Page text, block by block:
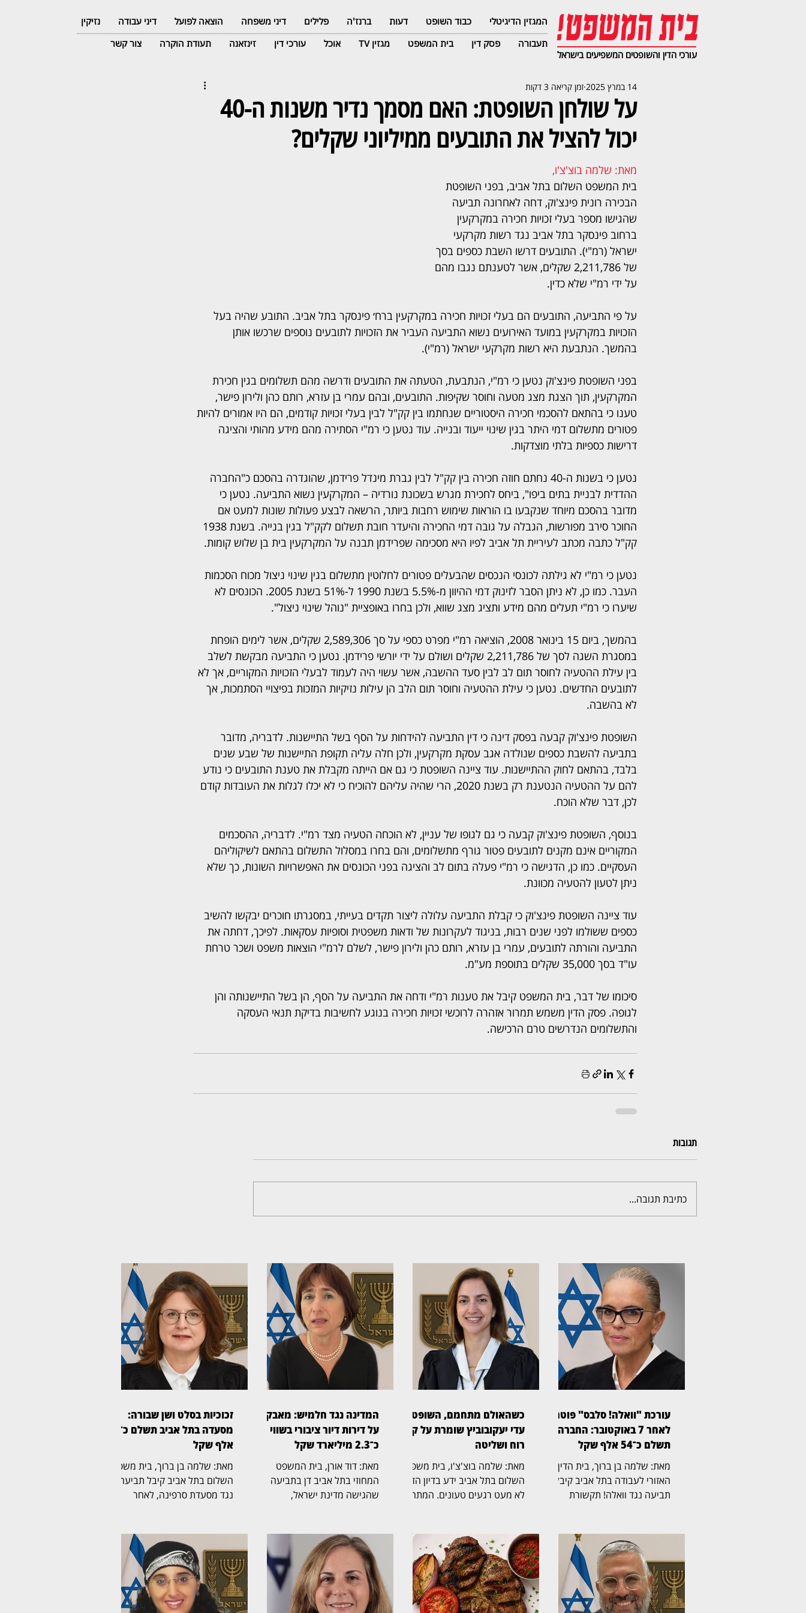
המגזין הדיגיטלי כבוד השופט דעות ברנז'ה פלילים דיני משפחה הוצאה לפועל דיני עבודה
נזיקין
תעבורה
פסק דין בית המשפט מגזין TV אוכל עורכי דין זינזאנה תעודת הוקרה צור קשר
עורכי הדין והשופטים המשפיעים בישראל
על שולחן השופטת: האם מסמך נדיר משנות ה-40
יכול להציל את התובעים ממיליוני שקלים?
14 במרץ 2025 זמן קריאה 3 דקות
מאת: שלמה בוצ'צ'ו,
בית המשפט השלום בתל אביב, בפני השופטת
הבכירה רונית פינצ'וק, דחה לאחרונה תביעה
שהגישו מספר בעלי זכויות חכירה במקרקעין
ברחוב פינסקר בתל אביב נגד רשות מקרקעי
ישראל (רמ"י). התובעים דרשו השבת כספים בסך
של 2,211,786 שקלים, אשר לטענתם נגבו מהם
על ידי רמ"י שלא כדין.
על פי התביעה, התובעים הם בעלי זכויות חכירה במקרקעין ברח׳ פינסקר בתל אביב. התובע שהיה בעל
הזכויות במקרקעין במועד האירועים נשוא התביעה העביר את הזכויות לתובעים נוספים שרכשו אותן
בהמשך. הנתבעת היא רשות מקרקעי ישראל (רמ"י).
בפני השופטת פינצ'וק נטען כי רמ"י, הנתבעת, הטעתה את התובעים ודרשה מהם תשלומים בגין חכירת
המקרקעין, תוך הצגת מצג מטעה וחוסר שקיפות. התובעים, ובהם עמרי בן עזרא, רותם כהן ולירון פישר,
טענו כי בהתאם להסכמי חכירה היסטוריים שנחתמו בין קק"ל לבין בעלי זכויות קודמים, הם היו אמורים להיות
פטורים מתשלום דמי היתר בגין שינוי ייעוד ובנייה. עוד נטען כי רמ"י הסתירה מהם מידע מהותי והציגה
דרישות כספיות בלתי מוצדקות.
נטען כי בשנות ה-40 נחתם חוזה חכירה בין קק"ל לבין גברת מינדל פרידמן, שהוגדרה בהסכם כ"החברה
ההדדית לבניית בתים ביפו", ביחס לחכירת מגרש בשכונת נורדיה – המקרקעין נשוא התביעה. נטען כי
מדובר בהסכם מיוחד שנקבעו בו הוראות שימוש רחבות ביותר, הרשאה לבצע פעולות שונות למעט אם
קק"ל כתבה מכתב לעיריית תל אביב לפיו היא מסכימה שפרידמן תבנה על המקרקעין בית בן שלוש קומות.
נטען כי רמ"י לא גילתה לכונסי הנכסים שהבעלים פטורים לחלוטין מתשלום בגין שינוי ניצול מכוח הסכמות
העבר. כמו כן, לא ניתן הסבר לזינוק דמי ההיוון מ-5.5% בשנת 1990 ל-51% בשנת 2005. הכונסים לא
שיערו כי רמ"י תעלים מהם מידע ותציג מצג שווא, ולכן בחרו באופציית "נוהל שינוי ניצול".
בהמשך, ביום 15 בינואר 2008, הוציאה רמ"י מפרט כספי על סך 2,589,306 שקלים, אשר לימים הופחת
במסגרת השגה לסך של 2,211,786 שקלים ושולם על ידי יורשי פרידמן. נטען כי התביעה מבקשת לשלב
בין עילת ההטעיה לחוסר תום לב לבין סעד ההשבה, אשר עשוי היה לעמוד לבעלי הזכויות המקוריים, אך לא
לתובעים החדשים. נטען כי עילת ההטעיה וחוסר תום הלב הן עילות נזיקיות המזכות בפיצויי הסתמכות, אך
לא בהשבה.
השופטת פינצ'וק קבעה בפסק דינה כי דין התביעה להידחות על הסף בשל התיישנות. לדבריה, מדובר
בתביעה להשבת כספים שנולדה אגב עסקת מקרקעין, ולכן חלה עליה תקופת התיישנות של שבע שנים
בלבד, בהתאם לחוק ההתיישנות. עוד ציינה השופטת כי גם אם הייתה מקבלת את טענת התובעים כי נודע
להם על ההטעיה הנטענת רק בשנת 2020, הרי שהיה עליהם להוכיח כי לא יכלו לגלות את העובדות קודם
לכן, דבר שלא הוכח.
בנוסף, השופטת פינצ'וק קבעה כי גם לגופו של עניין, לא הוכחה הטעיה מצד רמ"י. לדבריה, ההסכמים
המקוריים אינם מקנים לתובעים פטור גורף מתשלומים, והם בחרו במסלול התשלום בהתאם לשיקוליהם
העסקיים. כמו כן, הדגישה כי רמ"י פעלה בתום לב והציגה בפני הכונסים את האפשרויות השונות, כך שלא
ניתן לטעון להטעיה מכוונת.
עוד ציינה השופטת פינצ'וק כי קבלת התביעה עלולה ליצור תקדים בעייתי, במסגרתו חוכרים יבקשו להשיב
כספים ששולמו לפני שנים רבות, בניגוד לעקרונות של ודאות משפטית וסופיות עסקאות. לפיכך, דחתה את
התביעה והורתה לתובעים, עמרי בן עזרא, רותם כהן ולירון פישר, לשלם לרמ"י הוצאות משפט ושכר טרחת
עו"ד בסך 35,000 שקלים בתוספת מע"מ.
סיכומו של דבר, בית המשפט קיבל את טענות רמ"י ודחה את התביעה על הסף, הן בשל התיישנותה והן
לגופה. פסק הדין משמש תמרור אזהרה לרוכשי זכויות חכירה בנוגע לחשיבות בדיקת תנאי העסקה
והתשלומים הנדרשים טרם הרכישה.
תגובות
כתיבת תגובה...
עורכת "וואלה! סלבס" פוטרה
לאחר 7 באוקטובר: החברה
תשלם כ־54 אלף שקל
מאת: שלמה בן ברוך, בית הדין
האזורי לעבודה בתל אביב קיבל
תביעה נגד וואלה! תקשורת
מביתה בקיבוץ מפלסים בעקבות
אירועי 7 באוקטובר. נשיאת בית
הדין, השופטת אריאלה גילצר־כץ,
קבעה כי החברה לא הוכיחה
שהפיטורים נבעו משיקולים
מקצועיים בלבד, וכי היה עליה
כשהאולם מתחמם, השופטת
עדי יעקובוביץ שומרת על קור
רוח ושליטה
מאת: שלמה בוצ'צ'ו, בית משפט
השלום בתל אביב ידע בדיון הזה
לא מעט רגעים טעונים. המתח
לדברי זה. בתוך כל אלה בלטה
השופטת עדי יעקובוביץ (בצילום)
בניהול שקט ובטוח. היא נתנה
לצדדים לדבר, אפשרה לטענות
להישמע, וכשהדיון גלש ידעה
לעצור, להציב גבול ולהחזיר את
המדינה נגד חלמיש: מאבק
על דירות דיור ציבורי בשווי
כ־2.3 מיליארד שקל
מאת: דוד אורן, בית המשפט
המחוזי בתל אביב דן בתביעה
שהגישה מדינת ישראל,
הממשלתית־עירונית לדיור,
לשיקום ולהתחדשות שכונות בתל
אביב־יפו. התיק הובא בפני
השופטת הדסה אסיף (בצילום),
ובמרכזו מחלוקת על זכויות
הבעלות ב־1,314 דירות דיור
זכוכיות בסלט ושן שבורה:
אלף שקל
מאת: שלמה בן ברוך, בית משפט
השלום בתל אביב קיבל תביעה
נגד מסעדת סרפינה, לאחר
את אחת משיניו. השופטת חני
ברוך אלון (בצילום) קבעה כי
המסעדה התרשלה וכי הוכח קשר
בין שברי הזכוכית במנה לבין הנזק
שנגרם לשן. התביעה נולדה